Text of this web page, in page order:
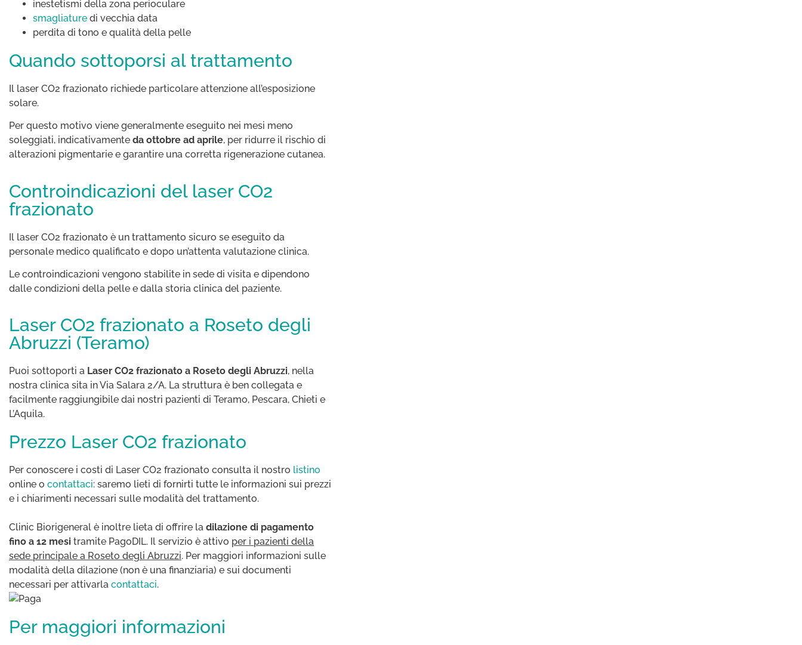
inestetismi della zona perioculare
smagliature di vecchia data
perdita di tono e qualità della pelle
Quando sottoporsi al trattamento
Il laser CO2 frazionato richiede particolare attenzione all’esposizione
solare.
Per questo motivo viene generalmente eseguito nei mesi meno
soleggiati, indicativamente da ottobre ad aprile, per ridurre il rischio di
alterazioni pigmentarie e garantire una corretta rigenerazione cutanea.
Controindicazioni del laser CO2
frazionato
Il laser CO2 frazionato è un trattamento sicuro se eseguito da
personale medico qualificato e dopo un’attenta valutazione clinica.
Le controindicazioni vengono stabilite in sede di visita e dipendono
dalle condizioni della pelle e dalla storia clinica del paziente.
Laser CO2 frazionato a Roseto degli
Abruzzi (Teramo)
Puoi sottoporti a Laser CO2 frazionato a Roseto degli Abruzzi, nella
nostra clinica sita in Via Salara 2/A. La struttura è ben collegata e
facilmente raggiungibile dai nostri pazienti di Teramo, Pescara, Chieti e
L’Aquila.
Prezzo Laser CO2 frazionato
Per conoscere i costi di Laser CO2 frazionato consulta il nostro listino
online o contattaci: saremo lieti di fornirti tutte le informazioni sui prezzi
e i chiarimenti necessari sulle modalità del trattamento.
Clinic Biorigeneral è inoltre lieta di offrire la dilazione di pagamento
fino a 12 mesi tramite PagoDIL. Il servizio è attivo per i pazienti della
sede principale a Roseto degli Abruzzi. Per maggiori informazioni sulle
modalità della dilazione (non è una finanziaria) e sui documenti
necessari per attivarla contattaci.
Per maggiori informazioni